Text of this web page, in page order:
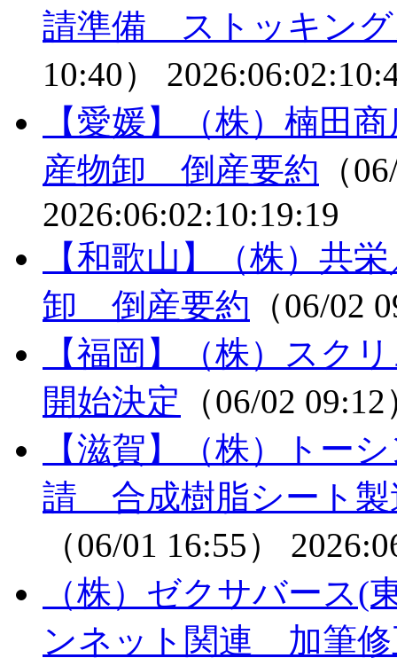
請準備 ストッキン
10:40）
【愛媛】（株）楠田
産物卸 倒産要約 （
2026:06:02:10:19:19
【和歌山】（株）共
卸 倒産要約 （06/02
【福岡】（株）スク
開始決定 （06/02
【滋賀】（株）トー
請 合成樹脂シート
（06/01 16:55）
（株）ゼクサバース
ンネット関連 加筆修